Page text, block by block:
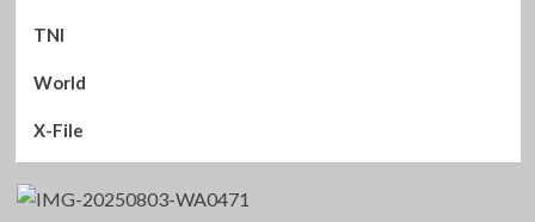
TNI
World
X-File